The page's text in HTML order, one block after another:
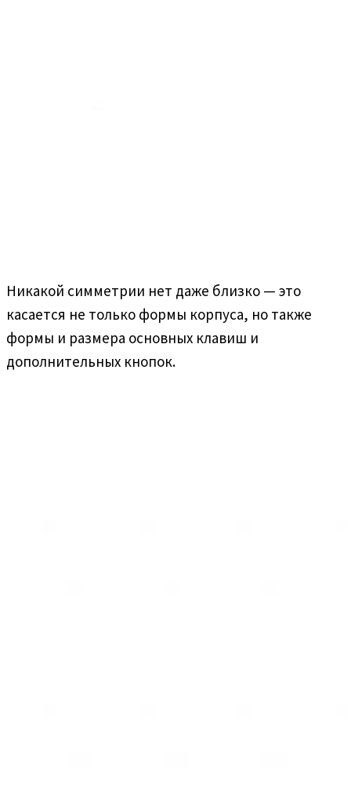
Никакой симметрии нет даже близко — это
касается не только формы корпуса, но также
формы и размера основных клавиш и
дополнительных кнопок.